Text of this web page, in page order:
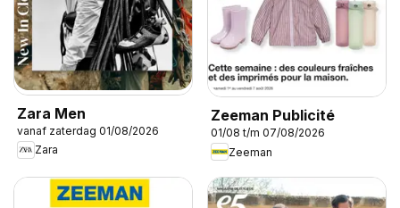
Zara Men
vanaf zaterdag 01/08/2026
Zara
Zeeman Publicité
01/08 t/m 07/08/2026
Zeeman